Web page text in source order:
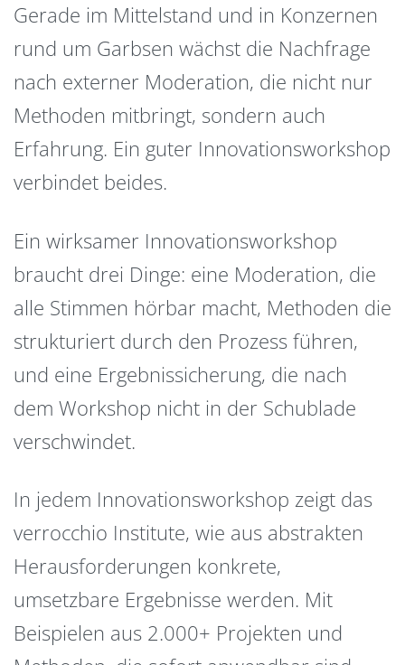
Gerade im Mittelstand und in Konzernen
rund um Garbsen wächst die Nachfrage
nach externer Moderation, die nicht nur
Methoden mitbringt, sondern auch
Erfahrung. Ein guter Innovationsworkshop
verbindet beides.
Ein wirksamer Innovationsworkshop
braucht drei Dinge: eine Moderation, die
alle Stimmen hörbar macht, Methoden die
strukturiert durch den Prozess führen,
und eine Ergebnissicherung, die nach
dem Workshop nicht in der Schublade
verschwindet.
In jedem Innovationsworkshop zeigt das
verrocchio Institute, wie aus abstrakten
Herausforderungen konkrete,
umsetzbare Ergebnisse werden. Mit
Beispielen aus 2.000+ Projekten und